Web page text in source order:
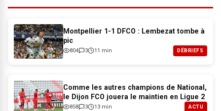
Montpellier 1-1 DFCO : Lembezat tombe à
pic
804 3 11 min DÉBRIEFS
Comme les autres champions de National,
le Dijon FCO jouera le maintien en Ligue 2
858 3 13 min ACTU